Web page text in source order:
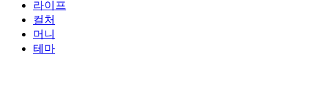
라이프
컬처
머니
테마